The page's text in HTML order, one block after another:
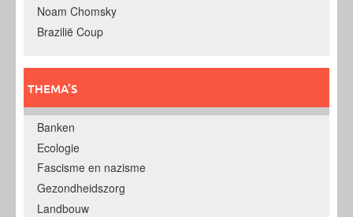
Noam Chomsky
Brazilië Coup
THEMA’S
Banken
Ecologie
Fascisme en nazisme
Gezondheidszorg
Landbouw